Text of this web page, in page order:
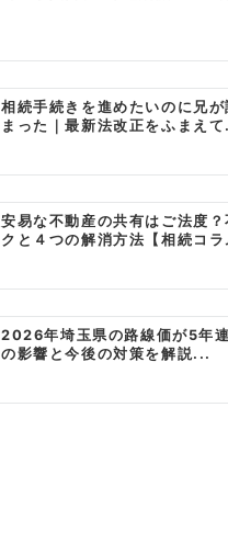
相続手続きを進めたいのに兄
まった｜最新法改正をふまえ
安易な不動産の共有はご法度
クと４つの解消方法【相続コラ
2026年埼玉県の路線価が5年
の影響と今後の対策を解説...